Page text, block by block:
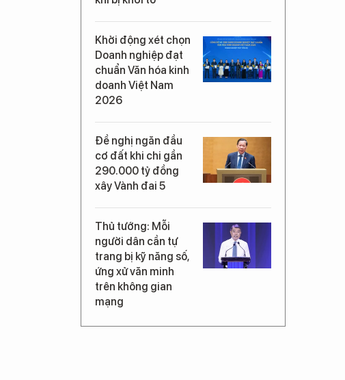
Khởi động xét chọn
Doanh nghiệp đạt
chuẩn Văn hóa kinh
doanh Việt Nam
2026
Đề nghị ngăn đầu
cơ đất khi chi gần
290.000 tỷ đồng
xây Vành đai 5
Thủ tướng: Mỗi
người dân cần tự
trang bị kỹ năng số,
ứng xử văn minh
trên không gian
mạng